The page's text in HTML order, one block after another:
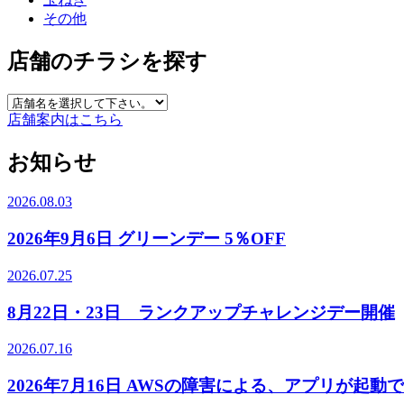
その他
店舗のチラシを探す
店舗案内はこちら
お知らせ
2026.08.03
2026年9月6日 グリーンデー 5％OFF
2026.07.25
8月22日・23日 ランクアップチャレンジデー開催
2026.07.16
2026年7月16日 AWSの障害による、アプリが起動